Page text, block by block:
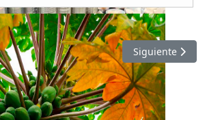
Artículo
Siguiente